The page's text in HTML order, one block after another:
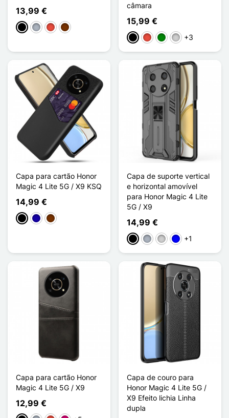
13,99 €
PretoCinzento
Vermelho
Café
câmara
15,99 €
PretoVermelho
VerdePrata+3
Capa para cartão Honor
Magic 4 Lite 5G / X9 KSQ
14,99 €
PretoAzul Escuro
Café
Capa de suporte vertical
e horizontal amovível
para Honor Magic 4 Lite
5G / X9
14,99 €
PretoCinzento
PrataAzul+1
Capa para cartão Honor
Magic 4 Lite 5G / X9
12,99 €
Capa de couro para
Honor Magic 4 Lite 5G /
X9 Efeito lichia Linha
dupla